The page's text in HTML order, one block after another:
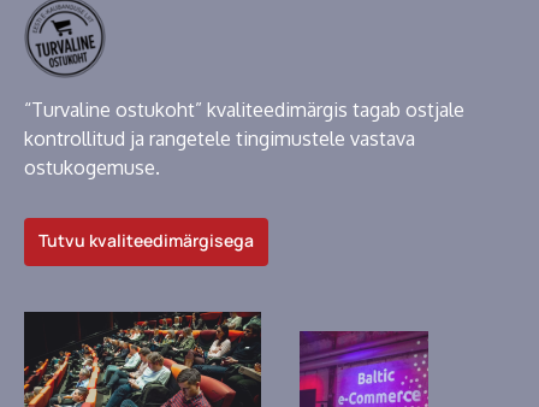
“Turvaline ostukoht” kvaliteedimärgis tagab ostjale
kontrollitud ja rangetele tingimustele vastava
ostukogemuse.
Tutvu kvaliteedimärgisega